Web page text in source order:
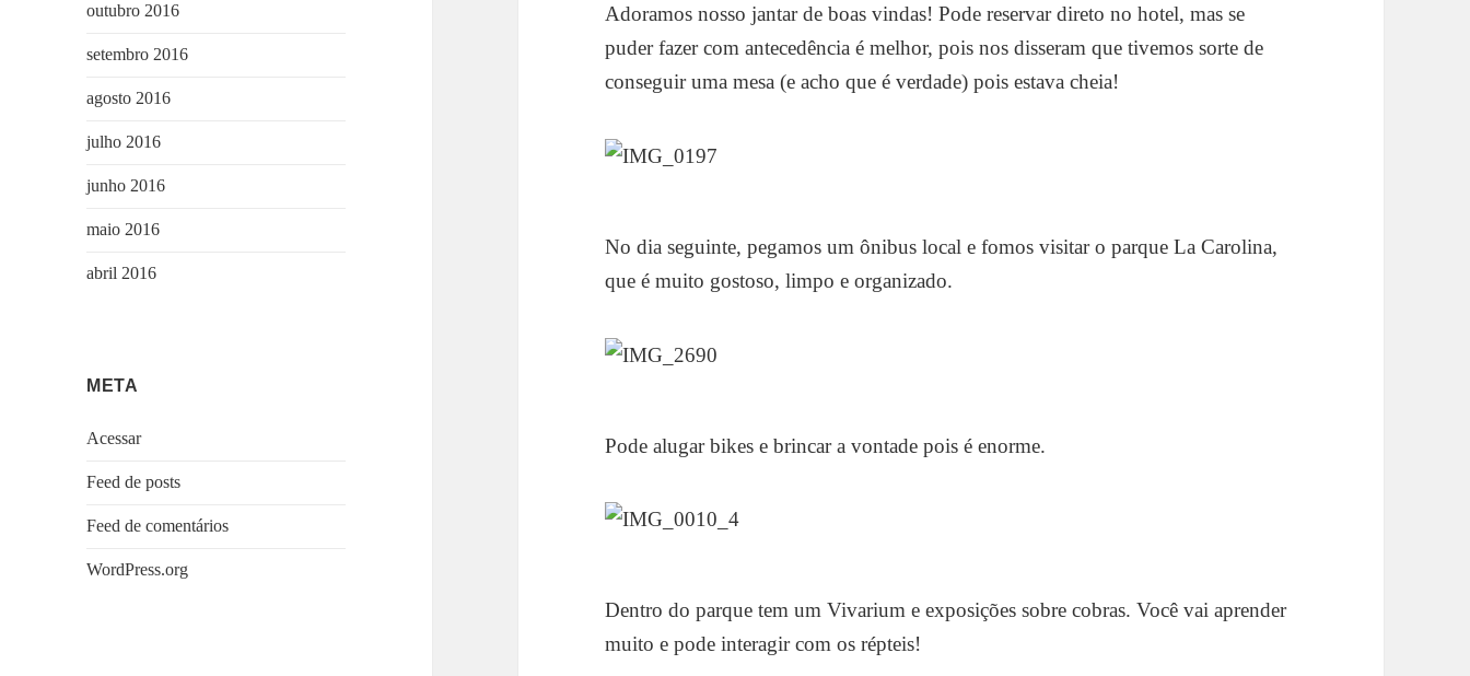
outubro 2016
setembro 2016
agosto 2016
julho 2016
junho 2016
maio 2016
abril 2016
META
Acessar
Feed de posts
Feed de comentários
WordPress.org
Adoramos nosso jantar de boas vindas! Pode reservar direto no hotel, mas se
puder fazer com antecedência é melhor, pois nos disseram que tivemos sorte de
conseguir uma mesa (e acho que é verdade) pois estava cheia!
No dia seguinte, pegamos um ônibus local e fomos visitar o parque La Carolina,
que é muito gostoso, limpo e organizado.
Pode alugar bikes e brincar a vontade pois é enorme.
Dentro do parque tem um Vivarium e exposições sobre cobras. Você vai aprender
muito e pode interagir com os répteis!